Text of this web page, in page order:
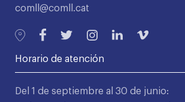
comll@comll.cat
Horario de atención
Del 1 de septiembre al 30 de junio: